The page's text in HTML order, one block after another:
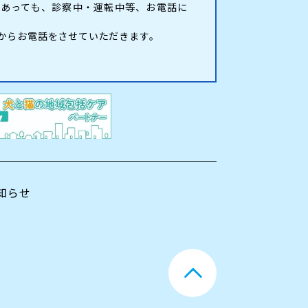
っても、診察中・運転中等、お電話に
お電話をさせていただきます。
らせ